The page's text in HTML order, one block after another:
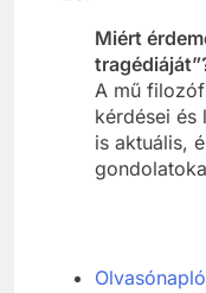
Miért
A mű
kérdései és
is aktuális,